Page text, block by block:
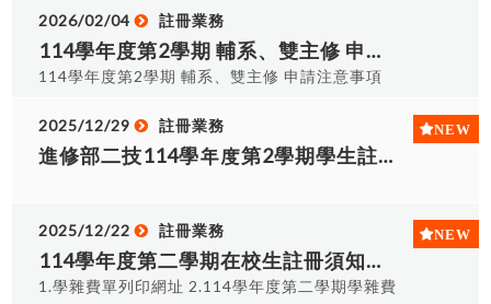
辦公室(A0117、A0119) 3.法規查詢：修平科技大
學學生轉系科辦法(註冊業務網頁-相關法規)，查詢
法規必須登錄帳號密碼（為登錄SIS使用的帳密）後
始能查詢。 4.特殊專班生不得申請轉系。
領取支票 網址︰
https://alltop.hust.edu.tw/alltop_bus/ 1.完成離
校手續者說明:未有借書,借器材,畢業生流向已上網
上 09:00~11:30;下午13:30~16:00 「寒假期間
2/12~2/22不受理領證」,並請帶本人證件驗證及辦
理離校流程3.領證地點:註冊課務組(A0117)領取 4.
(WORD格式/PDF格式) 115年1月畢業名單
2026/02/04 註冊業務
114學年度第2學期 輔系、雙主修 申請注意事項
114學年度第2學期 輔系、雙主修 申請注意事項
高修業（應屆畢業）年級第1學期止，請同學務必先
詳讀相關法規，了解相關資格限制、規定。 二、相
關法規： 必須登錄帳號密碼（請使用登錄SIS的帳
辦法(本校網頁-相關法規)。 ※雙主修法規查詢：學
生修讀雙主修辦法(本校網頁-相關法規)。 三、領表
及申請時間： 領表時間：115年2月25日(三)起至教
務處註冊辦公室A0117領取「輔系申請表」或「雙
2025/12/29 註冊業務
進修部二技114學年度第2學期學生註冊須知
2025/12/22 註冊業務
114學年度第二學期在校生註冊須知並自115年1月27日起開放自行列印繳費單
1.學雜費單列印網址 2.114學年度第二學期學雜費